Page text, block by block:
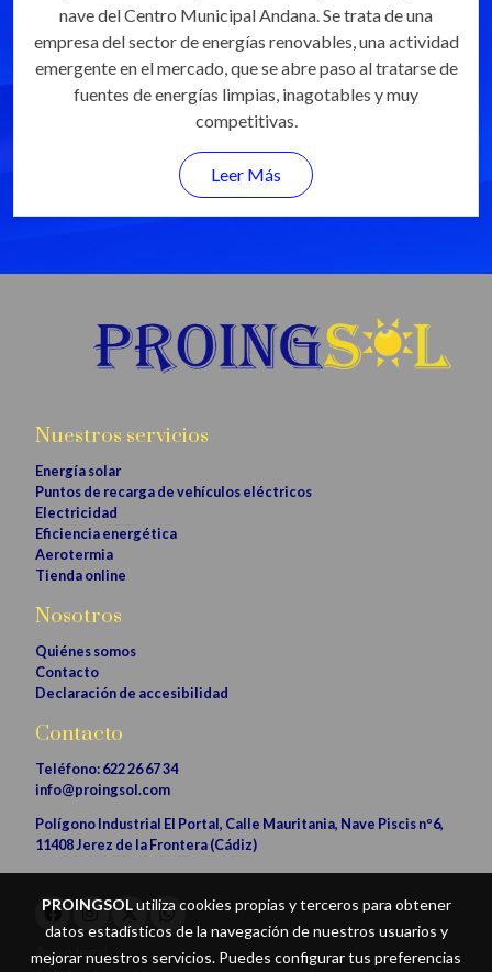
nave del Centro Municipal Andana. Se trata de una
empresa del sector de energías renovables, una actividad
emergente en el mercado, que se abre paso al tratarse de
fuentes de energías limpias, inagotables y muy
competitivas.
Leer Más
Nuestros servicios
Energía solar
Puntos de recarga de vehículos eléctricos
Electricidad
Eficiencia energética
Aerotermia
Tienda online
Nosotros
Quiénes somos
Contacto
Declaración de accesibilidad
Contacto
Teléfono:622 26 67 34
info@proingsol.com
Polígono Industrial El Portal, Calle Mauritania, Nave Piscis nº6,
11408 Jerez de la Frontera (Cádiz)
Aviso legal
PROINGSOLutiliza cookies propias y terceros para obtener
datos estadísticos de la navegación de nuestros usuarios y
mejorar nuestros servicios. Puedes configurar tus preferencias